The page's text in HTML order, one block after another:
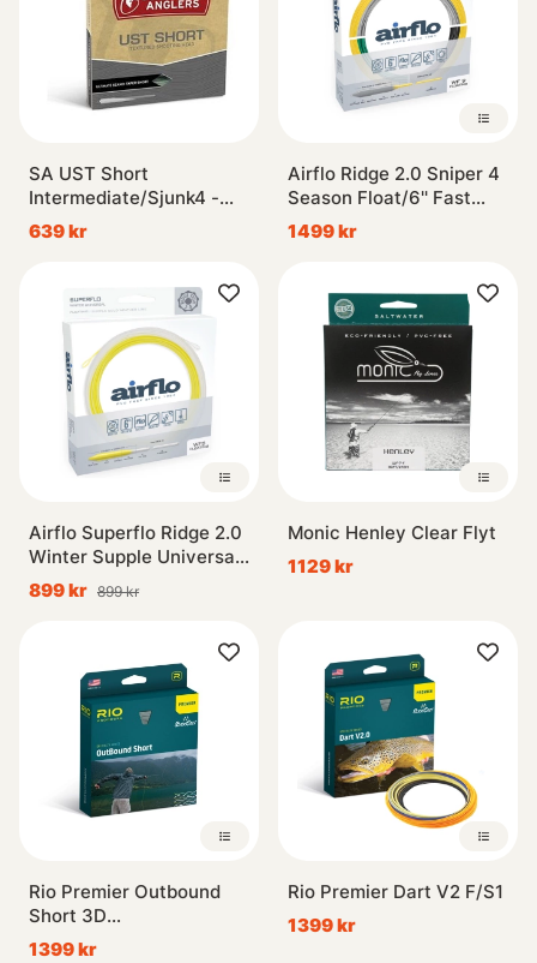
SA UST Short
Intermediate/Sjunk4 -
#8/9 - 34g
639 kr
Airflo Ridge 2.0 Sniper 4
Season Float/6'' Fast
Interm. tip
1499 kr
Airflo Superflo Ridge 2.0
Winter Supple Universal
Taper Floating
899 kr 899 kr
Monic Henley Clear Flyt
1129 kr
Rio Premier Outbound
Short 3D
Intermediate/Sjunk3/Sjunk5
1399 kr
Rio Premier Dart V2 F/S1
1399 kr